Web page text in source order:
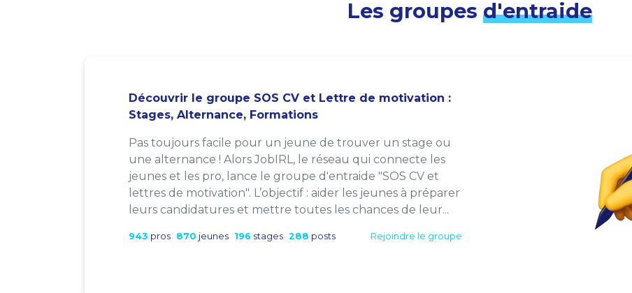
Les groupes d'entraide
Découvrir le groupe SOS CV et Lettre de motivation :
Stages, Alternance, Formations
Pas toujours facile pour un jeune de trouver un stage ou
une alternance ! Alors JobIRL, le réseau qui connecte les
jeunes et les pro, lance le groupe d'entraide "SOS CV et
lettres de motivation". L’objectif : aider les jeunes à préparer
leurs candidatures et mettre toutes les chances de leur...
943 pros 870 jeunes 196 stages 288 posts Rejoindre le groupe